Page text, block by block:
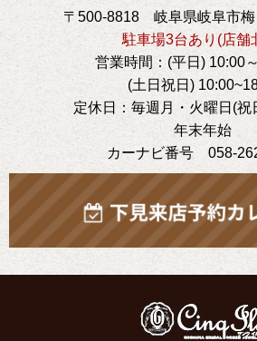
〒500-8818 岐阜県岐阜市
駐車場3台あり(店舗
営業時間：(平日) 10:00
(土日祝日)
定休日：毎週月・火曜日(祝
年末年始
カーナビ番号 058-